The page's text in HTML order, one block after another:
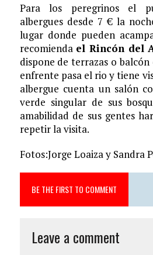
Para los peregrinos el
albergues desde 7 € la
lugar donde pueden
recomienda el Rincón del
dispone de terrazas o balcón
enfrente pasa el rio y tiene
albergue cuenta un salón
verde singular de sus
amabilidad de sus gentes
repetir la visita.
Fotos:Jorge Loaiza y Sandra
BE THE FIRST TO COMMENT
Leave a comment